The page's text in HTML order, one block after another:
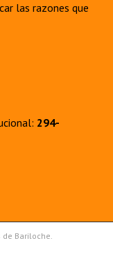
las razones que
294-
Bariloche.